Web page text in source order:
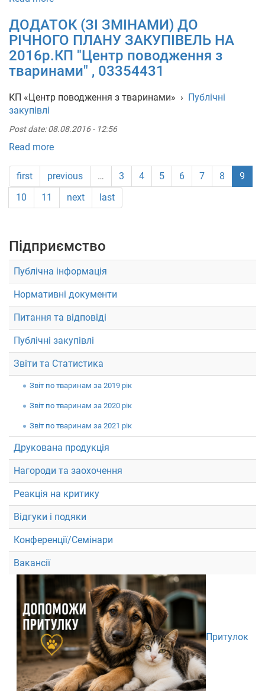
ДОДАТОК (ЗІ ЗМІНАМИ) ДО
РІЧНОГО ПЛАНУ ЗАКУПІВЕЛЬ НА
2016р.КП "Центр поводження з
тваринами" , 03354431
КП «Центр поводження з тваринами» › Публічні
закупівлі
Post date:08.08.2016 - 12:56
Read more
first previous … 3 4 5 6 7 8
9
10
11 next last
Підприємство
Публічна інформація
Нормативні документи
Питання та відповіді
Публічні закупівлі
Звіти та Статистика
Звiт по тваринам за 2019 рік
Звiт по тваринам за 2020 рік
Звiт по тваринам за 2021 рік
Друкована продукція
Нагороди та заохочення
Реакція на критику
Відгуки і подяки
Конференції/Семінари
Вакансії
Притулок